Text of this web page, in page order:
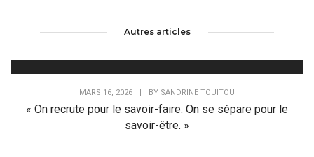
Autres articles
MARS 16, 2026 BY SANDRINE TOUITOU
« On recrute pour le savoir-faire. On se sépare pour le
savoir-être. »